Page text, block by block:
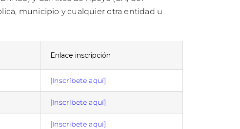
municipio y cualquier otra entidad u
Enlace inscripción
[Inscríbete aquí]
[Inscríbete aquí]
[Inscríbete aquí]